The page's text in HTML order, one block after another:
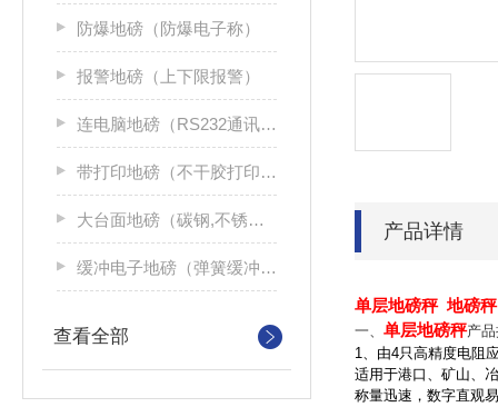
防爆地磅（防爆电子称）
报警地磅（上下限报警）
连电脑地磅（RS232通讯接口）
带打印地磅（不干胶打印机）
大台面地磅（碳钢,不锈钢）
缓冲电子地磅（弹簧缓冲地磅）
查看全部
产品详情
单层地磅秤 地磅
一、 单层地磅秤产
1、 由4只高精度电阻
适用于港口、矿山、
称量迅速，数字直观